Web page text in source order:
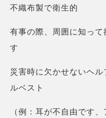
不織布製で衛生的
有事の際、周囲に知っ
す
災害時に欠かせないヘ
ルベスト
（例：耳が不自由です